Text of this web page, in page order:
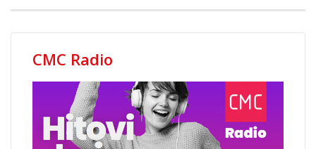
CMC Radio